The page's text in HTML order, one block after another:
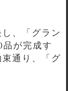
、「グラン
品が完成す
通り、「グ